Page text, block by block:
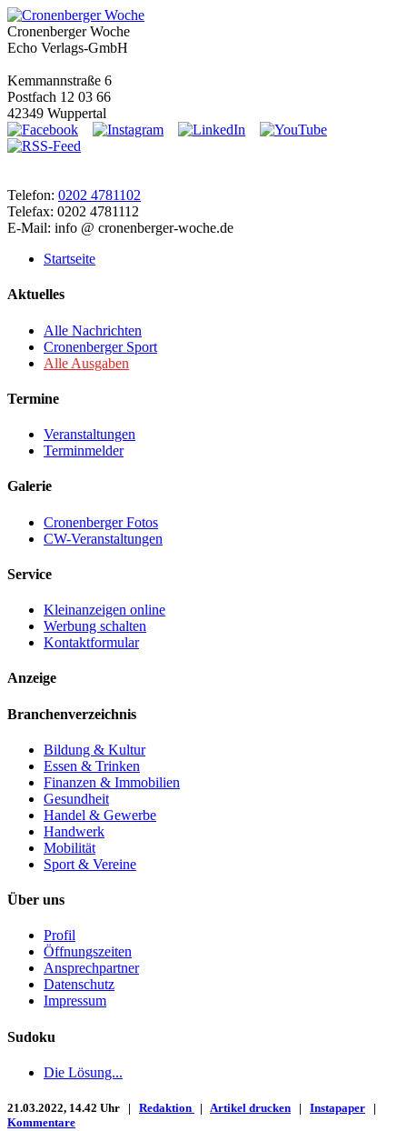
Cronenberger Woche
Echo Verlags-GmbH
Kemmannstraße 6
Postfach 12 03 66
42349 Wuppertal
Telefon: 0202 4781102
Telefax: 0202 4781112
E-Mail: info @ cronenberger-woche.de
Startseite
Aktuelles
Alle Nachrichten
Cronenberger Sport
Alle Ausgaben
Termine
Veranstaltungen
Terminmelder
Galerie
Cronenberger Fotos
CW-Veranstaltungen
Service
Kleinanzeigen online
Werbung schalten
Kontaktformular
Anzeige
Branchenverzeichnis
Bildung & Kultur
Essen & Trinken
Finanzen & Immobilien
Gesundheit
Handel & Gewerbe
Handwerk
Mobilität
Sport & Vereine
Über uns
Profil
Öffnungszeiten
Ansprechpartner
Datenschutz
Impressum
Sudoku
Die Lösung...
21.03.2022, 14.42 Uhr | Redaktion | Artikel drucken | Instapaper |
Kommentare